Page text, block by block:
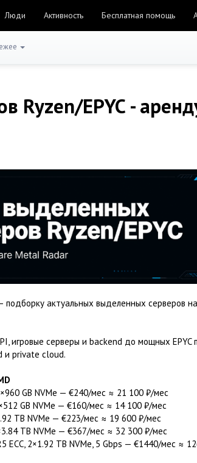
Люди Активность Бесплатная помощь
Ryzen/EPYC -
подборку актуальных выделенных серверов
игровые серверы и backend до мощных EPYC
и private cloud.
GB NVMe — €240/мес ≈ 21 100 ₽/мес
GB NVMe — €160/мес ≈ 14 100 ₽/мес
TB NVMe — €223/мес ≈ 19 600 ₽/мес
TB NVMe — €367/мес ≈ 32 300 ₽/мес
ECC, 2×1.92 TB NVMe, 5 Gbps — €1440/мес ≈